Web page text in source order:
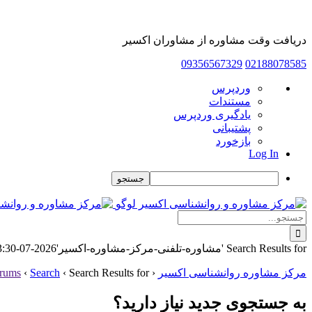
دریافت وقت مشاوره از مشاوران اکسیر
02188078585
09356567329
درباره
وردپرس
وردپرس
مستندات
یادگیری وردپرس
پشتیبانی
بازخورد
Log In
جستجو
Skip
to
content
جستجو
برای:
Search Results for 'مشاوره-تلفنی-مرکز-مشاوره-اکسیر'
2026-07-28T07:21:30+03:30
مرکز مشاوره روانشناسی اکسیر ‹
‹ Search ‹ Search Results for 'مشاوره-تلفنی-مرکز-مشاوره-اکسیر'
به جستجوی جديد نياز داريد؟